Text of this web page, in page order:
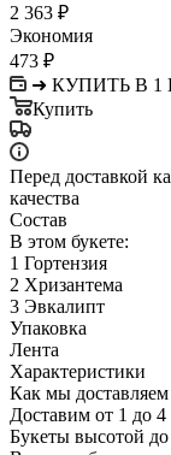
2 363 ₽
Экономия
473 ₽
➜ КУПИТЬ В 1
Купить
Перед доставкой
качества
Состав
В этом букете:
1 Гортензия
2 Хризантема
3 Эвкалипт
Упаковка
Лента
Характеристики
Как мы доставляем
Доставим от 1 до 4
Букеты высотой до